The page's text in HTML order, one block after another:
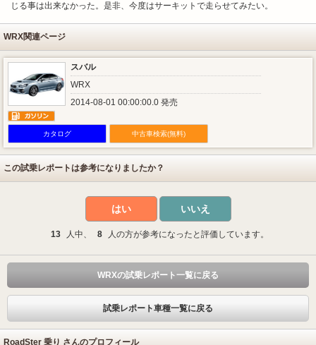
じる事は出来なかった。是非、今度はサーキットで走らせてみたい。
WRX関連ページ
スバル
WRX
2014-08-01 00:00:00.0 発売
カタログ 中古車検索(無料)
この試乗レポートは参考になりましたか？
はい いいえ
13 人中、 8 人の方が参考になったと評価しています。
WRXの試乗レポート一覧に戻る
試乗レポート車種一覧に戻る
RoadSter 乗り さんのプロフィール